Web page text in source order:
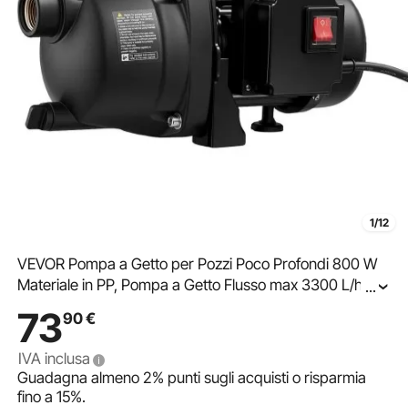
1/12
VEVOR Pompa a Getto per Pozzi Poco Profondi 800 W
Materiale in PP, Pompa a Getto Flusso max 3300 L/h per
Protezione da Surriscaldamento
...
7390€
IVA inclusa
Guadagna almeno2% punti sugli acquisti o risparmia
fino a15%.